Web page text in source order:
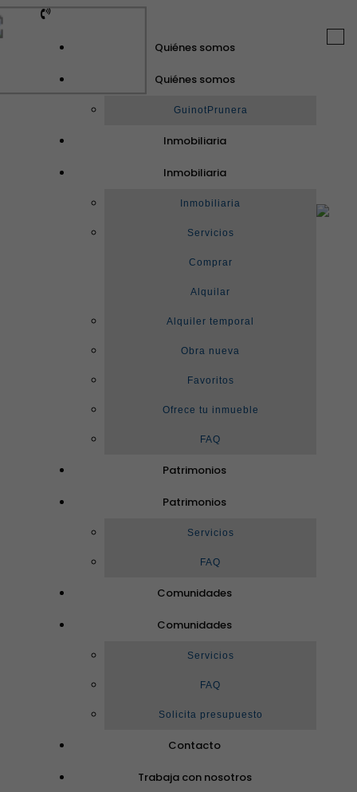
Quiénes somos
Quiénes somos
GuinotPrunera
Inmobiliaria
Inmobiliaria
Inmobiliaria
Servicios
Comprar
Alquilar
Alquiler temporal
Obra nueva
Favoritos
Ofrece tu inmueble
FAQ
Patrimonios
Patrimonios
Servicios
FAQ
Comunidades
Comunidades
Servicios
FAQ
Solicita presupuesto
Contacto
Trabaja con nosotros